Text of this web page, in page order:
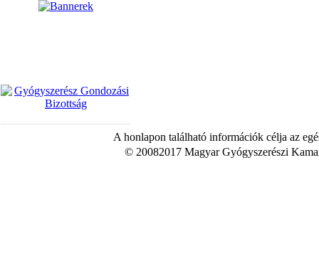
A honlapon található információk célja az
© 20082017 Magyar Gyógyszerészi